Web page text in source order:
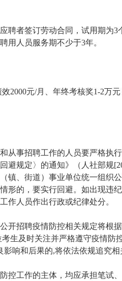
聘者签订劳动合同，试用期为
用人员服务期不少于3年。
2000元/月、年终考核奖1-2万
从事招聘工作的人员要严格执
避规定〉的通知》（人社部规
镇、街道）事业单位统一组织
形的，要实行回避。如出现违
作人员作出行政或纪律处分。
开招聘疫情防控相关规定将根
生及时关注并严格遵守疫情防
影响和后果的,将依法依规追究
控工作的主体，均应承担笔试